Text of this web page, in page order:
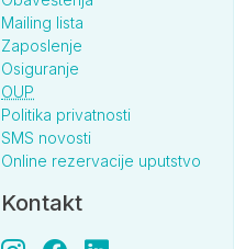
Mailing lista
Zaposlenje
Osiguranje
OUP
Politika privatnosti
SMS novosti
Online rezervacije uputstvo
Kontakt